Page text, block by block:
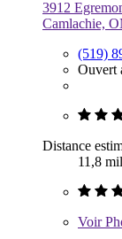
3912
Camlachie,
(519)
Ouvert
Distance
11,8
Voir